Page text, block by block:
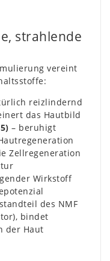
strahlende
vereint
reizlindernd
das Hautbild
– beruhigt
Zellregeneration
Wirkstoff
des NMF
bindet
der Haut